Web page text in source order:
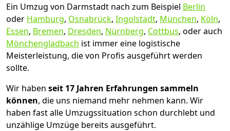
Ein Umzug von Darmstadt nach zum Beispiel Berlin
oder Hamburg, Osnabrück, Ingolstadt, München, Köln,
Essen, Bremen, Dresden, Nürnberg, Cottbus, oder auch
Mönchen­gladbach ist immer eine logistische
Meisterleistung, die von Profis ausgeführt werden
sollte.
Wir haben seit 17 Jahren Erfahrungen sammeln
können, die uns niemand mehr nehmen kann. Wir
haben fast alle Umzugssituation schon durchlebt und
unzählige Umzüge bereits ausgeführt.